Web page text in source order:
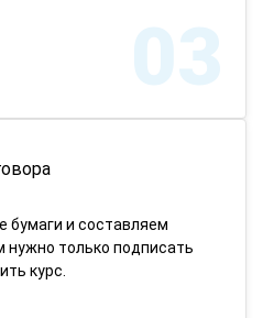
03
бумаги и составляем
нужно только подписать
курс.